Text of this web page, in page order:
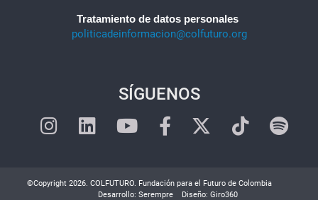
Tratamiento de datos personales
politicadeinformacion@colfuturo.org
SÍGUENOS
©Copyright 2026. COLFUTURO. Fundación para el Futuro de Colombia
Desarrollo: SerempreDiseño: Giro360